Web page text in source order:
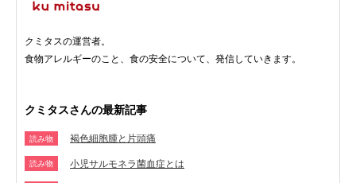
クミタスの運営者。
食物アレルギーのこと、食の安全について、発信していきます。
クミタスさんの最新記事
読み物 褐色細胞腫と片頭痛
読み物 小児サルモネラ菌血症とは